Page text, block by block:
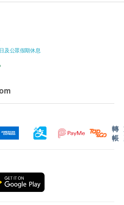
責為客人詳細檢查體內脂肪
提出健康建議，過程約30至
獨立實驗室分析，分析報告
同者
或監護人簽署妥當，客人可
查中心，出示已簽署的同意
：
長或監護人簽署妥當，可接受
已簽署的同意書及簽署者的
無誤後可提供服務。
為一年，客戶必須於一年內
)接受有關檢查，客戶需提前
查，逾期作廢。
及公眾假期休息
轉
帳